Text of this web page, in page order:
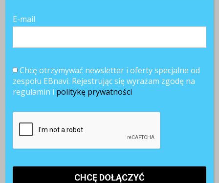
E-mail
Chcę otrzymywać newsletter i oferty specjalne od
zespołu EBnavi. Rejestrując się wyrażam zgodę na
regulamin i politykę prywatności